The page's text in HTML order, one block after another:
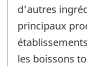
d'autres
principaux
les boissons